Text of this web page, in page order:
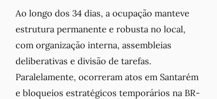
Ao longo dos 34 dias, a ocupação manteve
estrutura permanente e robusta no local,
com organização interna, assembleias
deliberativas e divisão de tarefas.
Paralelamente, ocorreram atos em Santarém
e bloqueios estratégicos temporários na BR-